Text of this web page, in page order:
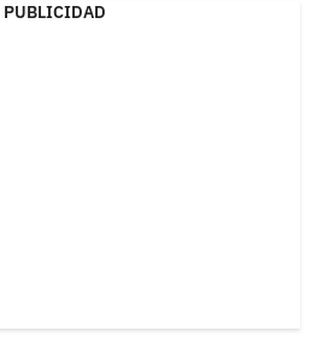
PUBLICIDAD